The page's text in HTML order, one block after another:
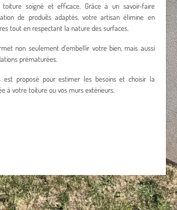
soigné et efficace. Grâce à un savoir-faire
de produits adaptés, votre artisan élimine en
tout en respectant la nature des surfaces.
non seulement d’embellir votre bien, mais aussi
prématurées.
est proposé pour estimer les besoins et choisir la
à votre toiture ou vos murs extérieurs.